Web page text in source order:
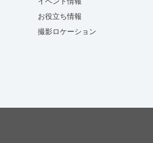
お役立ち情報
撮影ロケーション